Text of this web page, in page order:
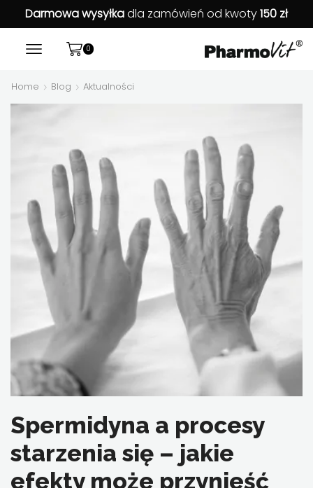
Darmowa wysyłkadla zamówień od kwoty150 zł
0
Home Blog Aktualności
Spermidyna a procesy
starzenia się – jakie
efekty może przynieść